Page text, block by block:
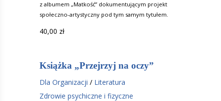
z albumem „Matkość” dokumentującym projekt
społeczno-artystyczny pod tym samym tytułem.
40,00 zł
Książka „Przejrzyj na oczy”
Dla Organizacji / Literatura
Zdrowie psychiczne i fizyczne